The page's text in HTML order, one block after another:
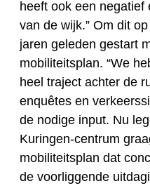
heeft ook een
van de wijk.” Om dit
jaren geleden gestart
mobiliteitsplan. “We
heel traject achter de
enquêtes en
de nodige input. Nu
Kuringen-centrum
mobiliteitsplan dat
de voorliggende